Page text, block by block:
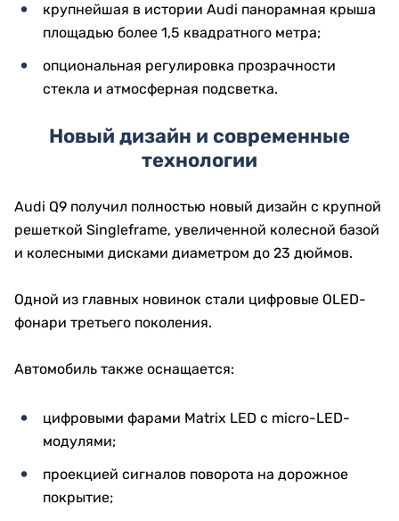
крупнейшая в истории Audi панорамная крыша
площадью более 1,5 квадратного метра;
опциональная регулировка прозрачности
стекла и атмосферная подсветка.
Новый дизайн и современные
технологии
Audi Q9 получил полностью новый дизайн с крупной
решеткой Singleframe, увеличенной колесной базой
и колесными дисками диаметром до 23 дюймов.
Одной из главных новинок стали цифровые OLED-
фонари третьего поколения.
Автомобиль также оснащается:
цифровыми фарами Matrix LED с micro-LED-
модулями;
проекцией сигналов поворота на дорожное
покрытие;